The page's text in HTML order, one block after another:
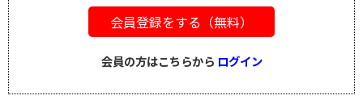
会員登録をする（無料）
会員の方はこちらから ログイン